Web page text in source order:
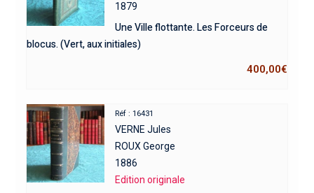
1879
Une Ville flottante. Les Forceurs de
blocus. (Vert, aux initiales)
400,00€
Réf : 16431
VERNE Jules
ROUX George
1886
Edition originale